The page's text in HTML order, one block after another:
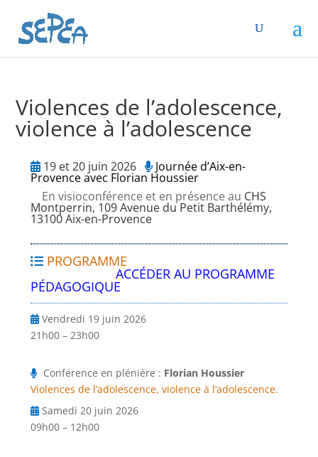
Violences de l’adolescence,
violence à l’adolescence
19 et 20 juin 2026 Journée d’Aix-en-
Provence avec Florian Houssier
En visioconférence et en présence au CHS
Montperrin, 109 Avenue du Petit Barthélémy,
13100 Aix-en-Provence
PROGRAMME
ACCÉDER AU PROGRAMME
PÉDAGOGIQUE
Vendredi 19 juin 2026
21h00 – 23h00
Conférence en plénière : Florian Houssier
Violences de l’adolescence, violence à l’adolescence.
Samedi 20 juin 2026
09h00 – 12h00